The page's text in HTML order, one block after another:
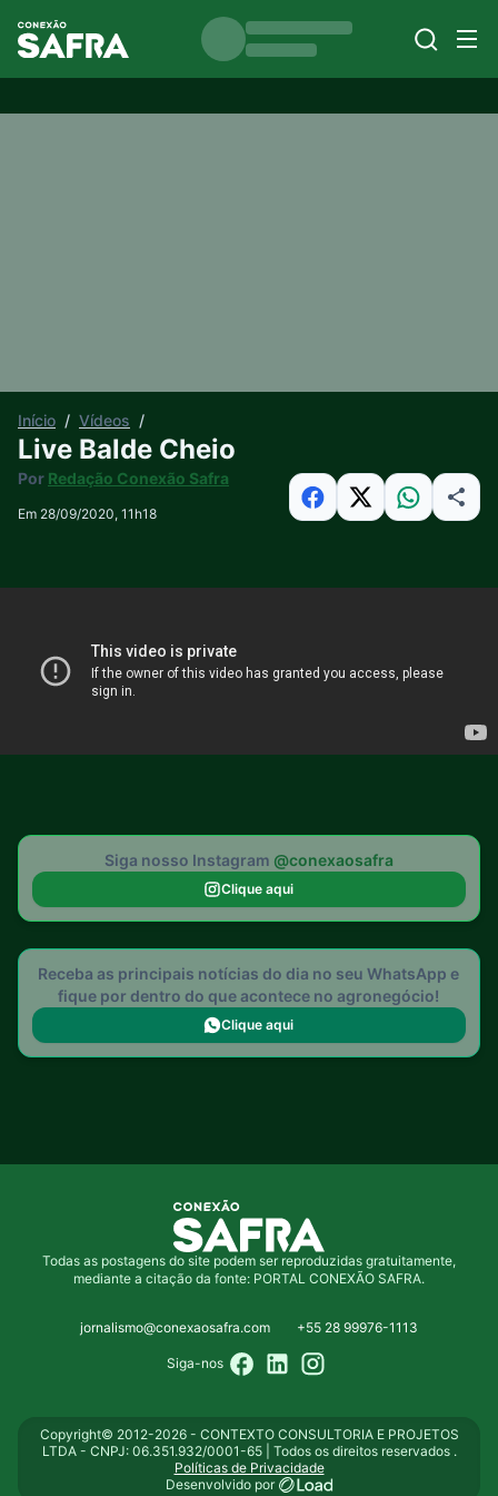
Início / Vídeos /
Live Balde Cheio
Por Redação Conexão Safra
Em 28/09/2020, 11h18
Siga nosso Instagram @conexaosafra
Clique aqui
Receba as principais notícias do dia no seu WhatsApp e
fique por dentro do que acontece no agronegócio!
Clique aqui
Todas as postagens do site podem ser reproduzidas gratuitamente,
mediante a citação da fonte: PORTAL CONEXÃO SAFRA.
jornalismo@conexaosafra.com +55 28 99976-1113
Siga-nos
Copyright© 2012-2026 - CONTEXTO CONSULTORIA E PROJETOS
LTDA - CNPJ: 06.351.932/0001-65 | Todos os direitos reservados .
Políticas de Privacidade
Desenvolvido por